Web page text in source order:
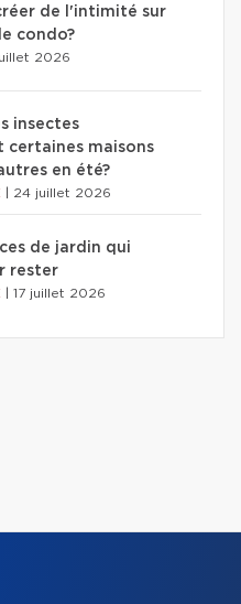
de l'intimité sur
condo?
2026
insectes
certaines maisons
en été?
24 juillet 2026
de jardin qui
rester
17 juillet 2026